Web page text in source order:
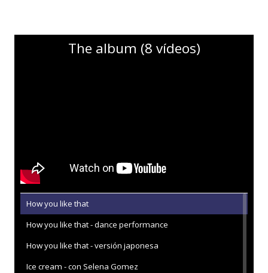
The album (8 vídeos)
How you like that
How you like that - dance performance
How you like that - versión japonesa
Ice cream - con Selena Gomez